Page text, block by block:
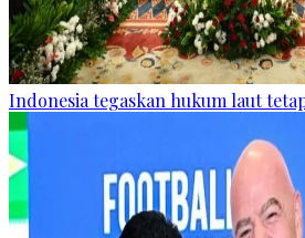
Indonesia tegaskan hukum laut